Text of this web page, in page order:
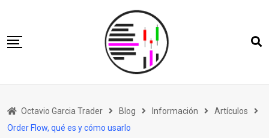
content
Bio
Octavio Garcia Trader Blog Información
Artículos
Order Flow, qué es y cómo usarlo